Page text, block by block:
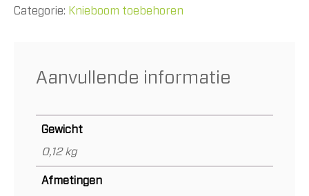
aantal
Categorie: Knieboom toebehoren
Aanvullende informatie
Gewicht
0,12 kg
Afmetingen